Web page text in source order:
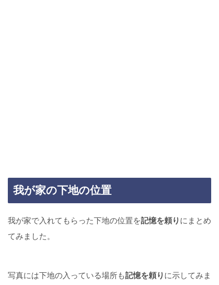
我が家の下地の位置
我が家で入れてもらった下地の位置を記憶を頼り にまとめ
てみました。
写真には下地の入っている場所も記憶を頼り に示してみま